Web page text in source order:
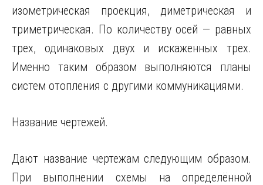
изометрическая проекция, диметрическая и
триметрическая. По количеству осей — равных
трех, одинаковых двух и искаженных трех.
Именно таким образом выполняются планы
систем отопления с другими коммуникациями.
Название чертежей.
Дают название чертежам следующим образом.
При выполнении схемы на определённой